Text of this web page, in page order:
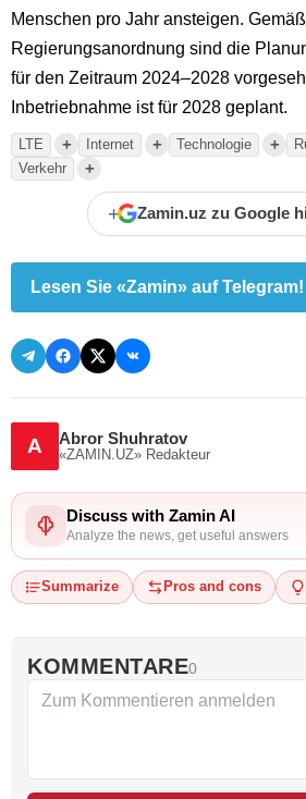
Menschen pro Jahr ansteigen.
Regierungsanordnung sind die
für den Zeitraum 2024–2028
Inbetriebnahme ist für 2028 geplant.
LTE + Internet + Technologie +
Verkehr +
+ Zamin.uz zu Google
Lesen Sie «Zamin» auf Telegram!
A Abror Shuhratov
«ZAMIN.UZ» Redakteur
Discuss with Zamin AI
Analyze the news, get useful answers
Summarize Pros and cons
KOMMENTARE0